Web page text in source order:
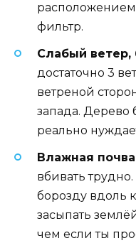
фильтр.
Слабый ветер,
достаточно 3
ветреной
запада. Дерево
реально
Влажная
вбивать
борозду вдоль
засыпать
чем если ты